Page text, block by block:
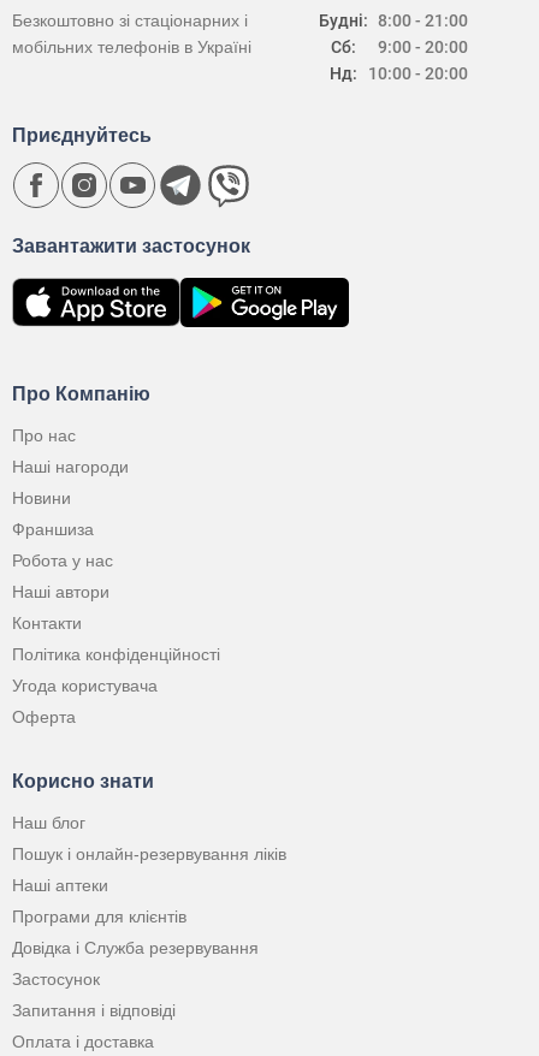
Будні:
Сб:
Нд:
8:00 - 21:00
9:00 - 20:00
10:00 - 20:00
Безкоштовно зі стаціонарних і
мобільних телефонів в Україні
Про Компанію
Про нас
Наші нагороди
Новини
Франшиза
Робота у нас
Наші автори
Контакти
Політика конфіденційності
Угода користувача
Оферта
Корисно знати
Наш блог
Пошук і онлайн-резервування ліків
Наші аптеки
Програми для клієнтів
Довідка і Служба резервування
Застосунок
Запитання і відповіді
Оплата і доставка
Завантажити застосунок
Приєднуйтесь